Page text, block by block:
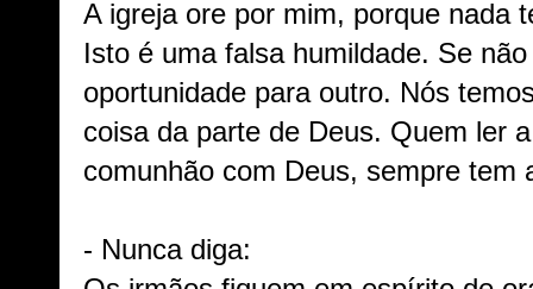
A igreja ore por mim, porque nada
Isto é uma falsa humildade. Se
oportunidade para outro. Nós
coisa da parte de Deus. Quem ler
comunhão com Deus, sempre tem
- Nunca diga: